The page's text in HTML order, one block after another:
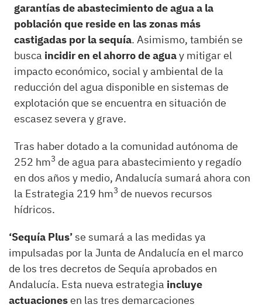
garantías de abastecimiento de agua a la
población que reside en las zonas más
castigadas por la sequía. Asimismo, también se
busca incidir en el ahorro de aguay mitigar el
impacto económico, social y ambiental de la
reducción del agua disponible en sistemas de
explotación que se encuentra en situación de
escasez severa y grave.
Tras haber dotado a la comunidad autónoma de
252 hm3 de agua para abastecimiento y regadío
en dos años y medio, Andalucía sumará ahora con
la Estrategia 219 hm3 de nuevos recursos
hídricos.
‘Sequía Plus’se sumará a las medidas ya
impulsadas por la Junta de Andalucía en el marco
de los tres decretos de Sequía aprobados en
Andalucía. Esta nueva estrategia incluye
actuacionesen las tres demarcaciones